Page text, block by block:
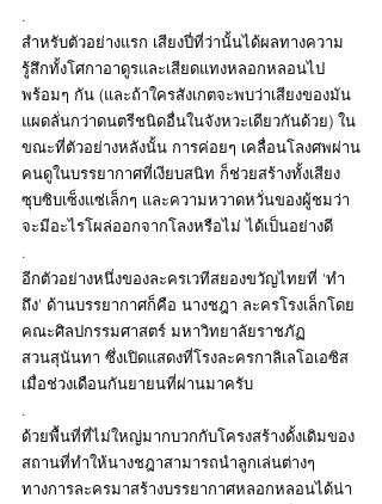
.
สำหรับตัวอย่างแรก เสียงปี่ที่ว่านั้นได้ผลทางความ
รู้สึกทั้งโศกาอาดูรและเสียดแทงหลอกหลอนไป
พร้อมๆ กัน (และถ้าใครสังเกตจะพบว่าเสียงของมัน
แผดลั่นกว่าดนตรีชนิดอื่นในจังหวะเดียวกันด้วย) ใน
ขณะที่ตัวอย่างหลังนั้น การค่อยๆ เคลื่อนโลงศพผ่าน
คนดูในบรรยากาศที่เงียบสนิท ก็ช่วยสร้างทั้งเสียง
ซุบซิบเซ็งแซ่เล็กๆ และความหวาดหวั่นของผู้ชมว่า
จะมีอะไรโผล่ออกจากโลงหรือไม่ ได้เป็นอย่างดี
.
อีกตัวอย่างหนึ่งของละครเวทีสยองขวัญไทยที่ ‘ทำ
ถึง’ ด้านบรรยากาศก็คือ นางชฎา ละครโรงเล็กโดย
คณะศิลปกรรมศาสตร์ มหาวิทยาลัยราชภัฏ
สวนสุนันทา ซึ่งเปิดแสดงที่โรงละครกาลิเลโอเอซิส
เมื่อช่วงเดือนกันยายนที่ผ่านมาครับ
.
ด้วยพื้นที่ที่ไม่ใหญ่มากบวกกับโครงสร้างดั้งเดิมของ
สถานที่ทำให้นางชฎาสามารถนำลูกเล่นต่างๆ
ทางการละครมาสร้างบรรยากาศหลอกหลอนได้น่า